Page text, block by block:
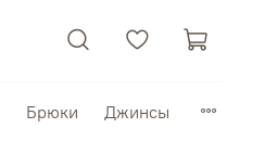
Брюки Джинсы